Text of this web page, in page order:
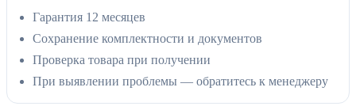
Гарантия 12 месяцев
Сохранение комплектности и документов
Проверка товара при получении
При выявлении проблемы — обратитесь к менеджеру